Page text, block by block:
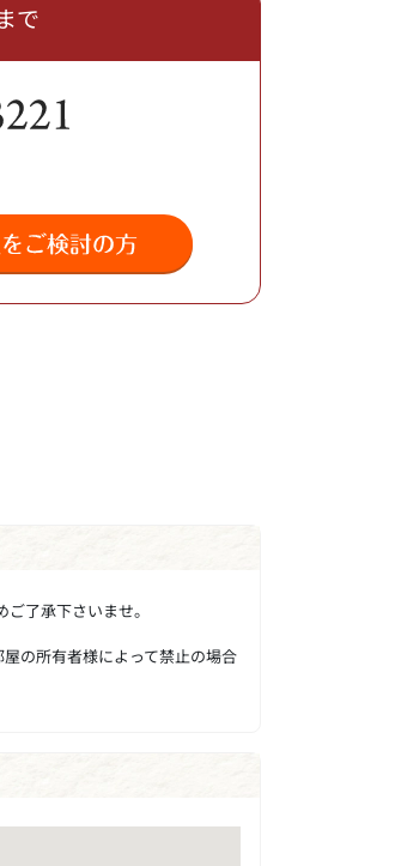
で
了承下さいませ。
の所有者様によって禁止の場合